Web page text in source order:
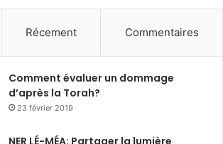
Récement Commentaires
Comment évaluer un dommage
d’après la Torah?
23 février 2019